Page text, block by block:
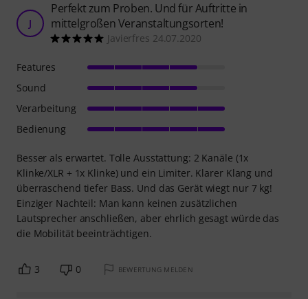
J
Perfekt zum Proben. Und für Auftritte in
mittelgroßen Veranstaltungsorten!
Javierfres 24.07.2020
Besser als erwartet. Tolle Ausstattung: 2 Kanäle (1x
Klinke/XLR + 1x Klinke) und ein Limiter. Klarer Klang und
überraschend tiefer Bass. Und das Gerät wiegt nur 7 kg!
Einziger Nachteil: Man kann keinen zusätzlichen
Lautsprecher anschließen, aber ehrlich gesagt würde das
die Mobilität beeinträchtigen.
Features
Sound
Verarbeitung
Bedienung
3 0 BEWERTUNG MELDEN